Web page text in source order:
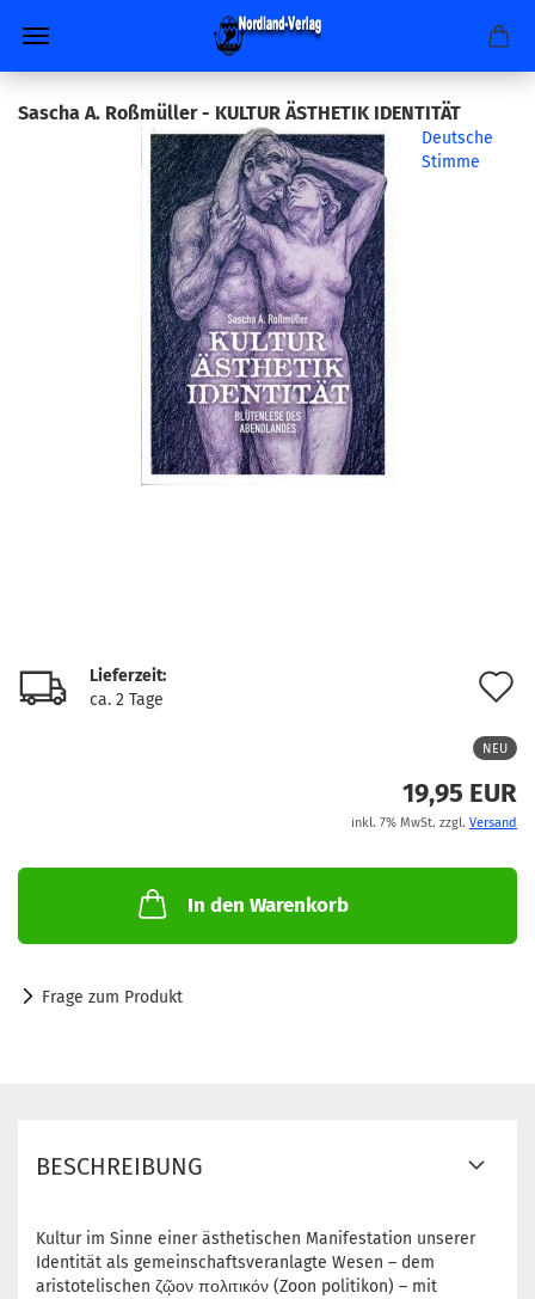
Sascha A. Roßmüller - KULTUR ÄSTHETIK IDENTITÄT
Deutsche
Stimme
Lieferzeit:
ca. 2 Tage
NEU
19,95 EUR
inkl. 7% MwSt. zzgl. Versand
In den Warenkorb
Frage zum Produkt
BESCHREIBUNG
Kultur im Sinne einer ästhetischen Manifestation unserer
Identität als gemeinschaftsveranlagte Wesen – dem
aristotelischen ζῷον πολιτικόν (Zoon politikon) – mit